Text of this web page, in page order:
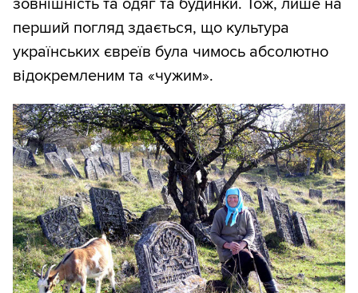
зовнішність та одяг та будинки. Тож, лише на
перший погляд здається, що культура
українських євреїв була чимось абсолютно
відокремленим та «чужим».